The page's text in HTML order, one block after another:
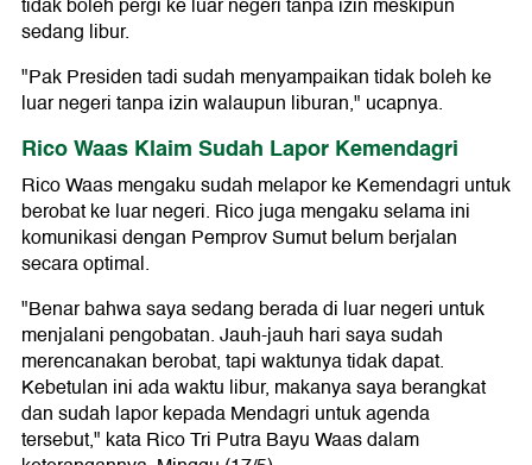
sedang libur.
"Pak Presiden tadi sudah menyampaikan tidak boleh ke
luar negeri tanpa izin walaupun liburan," ucapnya.
Rico Waas Klaim Sudah Lapor Kemendagri
Rico Waas mengaku sudah melapor ke Kemendagri untuk
berobat ke luar negeri. Rico juga mengaku selama ini
komunikasi dengan Pemprov Sumut belum berjalan
secara optimal.
"Benar bahwa saya sedang berada di luar negeri untuk
menjalani pengobatan. Jauh-jauh hari saya sudah
merencanakan berobat, tapi waktunya tidak dapat.
Kebetulan ini ada waktu libur, makanya saya berangkat
dan sudah lapor kepada Mendagri untuk agenda
tersebut," kata Rico Tri Putra Bayu Waas dalam